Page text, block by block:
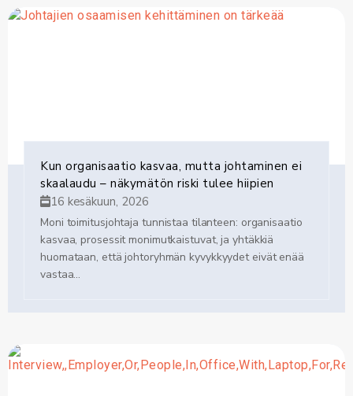
– mahdollisuus nauttia luonnon helmasta
Täällä et istu ruuhkissa – vaan johdat taloutta, kehität
järjestelmiä ja nautit arjesta, joka hengittää.
Mitä tarjoamme?
Vastuuta ja vapautta – luottamusta osaamiseesi
Kun organisaatio kasvaa, mutta johtaminen ei
skaalaudu – näkymätön riski tulee hiipien
16 kesäkuun, 2026
Moni toimitusjohtaja tunnistaa tilanteen: organisaatio
kasvaa, prosessit monimutkaistuvat, ja yhtäkkiä
huomataan, että johtoryhmän kyvykkyydet eivät enää
vastaa...